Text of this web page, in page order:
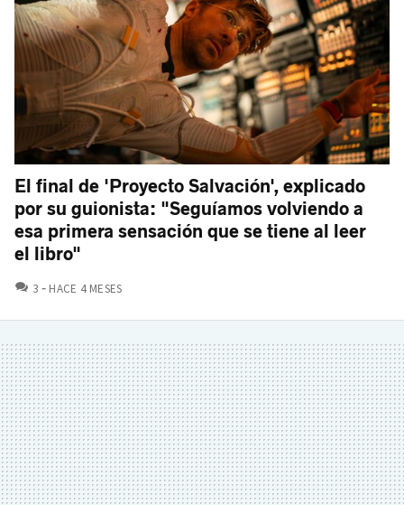
El final de 'Proyecto Salvación', explicado
por su guionista: "Seguíamos volviendo a
esa primera sensación que se tiene al leer
el libro"
3 COMENTARIOS
HACE 4 MESES